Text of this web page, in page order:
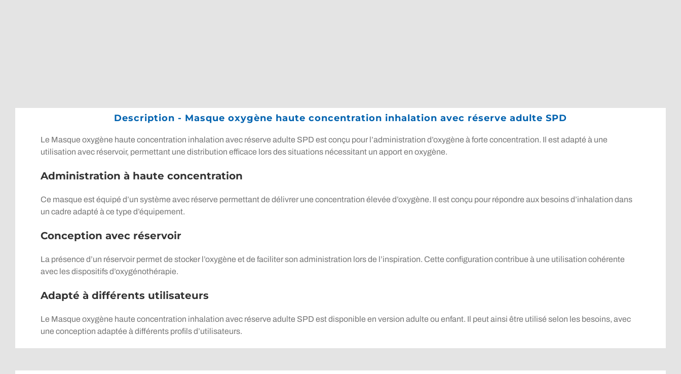
Description - Masque oxygène haute concentration inhalation avec réserve adulte SPD
Le Masque oxygène haute concentration inhalation avec réserve adulte SPD est conçu pour l’administration d’oxygène à forte concentration. Il est adapté à une
utilisation avec réservoir, permettant une distribution efficace lors des situations nécessitant un apport en oxygène.
Administration à haute concentration
Ce masque est équipé d’un système avec réserve permettant de délivrer une concentration élevée d’oxygène. Il est conçu pour répondre aux besoins d’inhalation dans
un cadre adapté à ce type d’équipement.
Conception avec réservoir
La présence d’un réservoir permet de stocker l’oxygène et de faciliter son administration lors de l’inspiration. Cette configuration contribue à une utilisation cohérente
avec les dispositifs d’oxygénothérapie.
Adapté à différents utilisateurs
Le Masque oxygène haute concentration inhalation avec réserve adulte SPD est disponible en version adulte ou enfant. Il peut ainsi être utilisé selon les besoins, avec
une conception adaptée à différents profils d’utilisateurs.